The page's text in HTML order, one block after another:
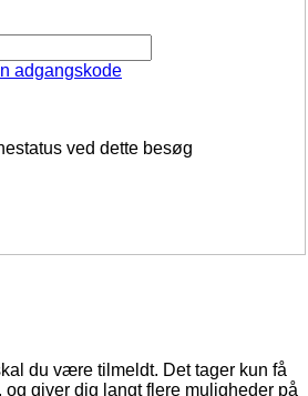
adgangskode
ved dette besøg
du være tilmeldt. Det tager kun få
giver dig langt flere muligheder på